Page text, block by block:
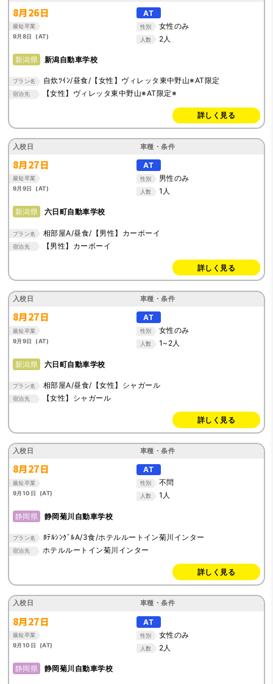
8月26日
最短卒業
9月8日 (AT)
AT
性別 女性のみ
人数 2人
新潟県 新潟自動車学校
プラン名 自炊ﾂｲﾝ/昼食/【女性】ヴィレッタ東中野山※AT限定
宿泊先 【女性】ヴィレッタ東中野山※AT限定※
詳しく見る
入校日
8月27日
最短卒業
9月9日 (AT)
車種・条件
AT
性別 男性のみ
人数 1人
新潟県 六日町自動車学校
プラン名 相部屋A/昼食/【男性】カーボーイ
宿泊先 【男性】カーボーイ
詳しく見る
入校日
8月27日
最短卒業
9月9日 (AT)
車種・条件
AT
性別 女性のみ
人数 1~2人
新潟県 六日町自動車学校
プラン名 相部屋A/昼食/【女性】シャガール
宿泊先 【女性】シャガール
詳しく見る
入校日
8月27日
最短卒業
9月10日 (AT)
車種・条件
AT
性別 不問
人数 1人
静岡県 静岡菊川自動車学校
プラン名 ﾎﾃﾙｼﾝｸﾞﾙA/3食/ホテルルートイン菊川インター
宿泊先 ホテルルートイン菊川インター
詳しく見る
入校日
8月27日
最短卒業
9月10日 (AT)
車種・条件
AT
性別 女性のみ
人数 2人
静岡県 静岡菊川自動車学校